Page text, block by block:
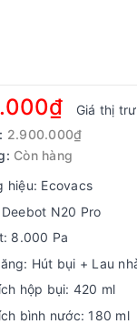
Giá thị
2.900.000₫
Còn hàng
hiệu: Ecovacs
N20 Pro
8.000 Pa
Hút bụi + Lau
hộp bụi: 420 ml
bình nước: 180 ml